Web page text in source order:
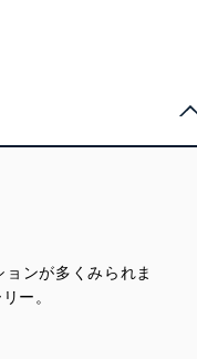
ンが多くみられま
ー。